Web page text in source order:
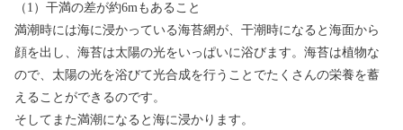
（1）干満の差が約6mもあること
満潮時には海に浸かっている海苔網が、干潮時になると海面から
顔を出し、海苔は太陽の光をいっぱいに浴びます。海苔は植物な
ので、太陽の光を浴びて光合成を行うことでたくさんの栄養を蓄
えることができるのです。
そしてまた満潮になると海に浸かります。